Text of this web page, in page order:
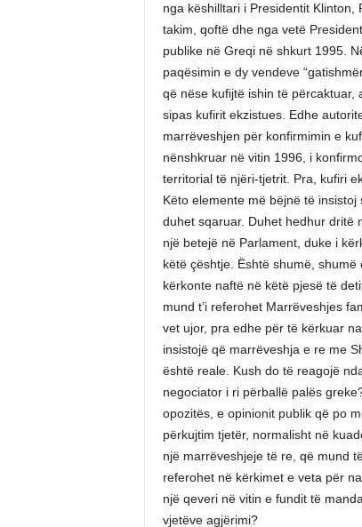
nga këshilltari i Presidentit
takim, qoftë dhe nga vetë
publike në Greqi në shkurt 1995.
paqësimin e dy vendeve
që nëse kufijtë ishin të përcaktuar,
sipas kufirit ekzistues. Edhe
marrëveshjen për konfirmimin e
nënshkruar në vitin 1996, i
territorial të njëri-tjetrit. Pra, kufiri
Këto elemente më bëjnë të
duhet sqaruar. Duhet hedhur dritë
një betejë në Parlament, duke i
këtë çështje. Është shumë,
kërkonte naftë në këtë pjesë të
mund t’i referohet Marrëveshjes
vet ujor, pra edhe për të kërkuar
insistojë që marrëveshja e re me
është reale. Kush do të reagojë
negociator i ri përballë palës
opozitës, e opinionit publik që po
përkujtim tjetër, normalisht në
një marrëveshjeje të re, që mund
referohet në kërkimet e veta për
një qeveri në vitin e fundit të
vjetëve agjërimi?